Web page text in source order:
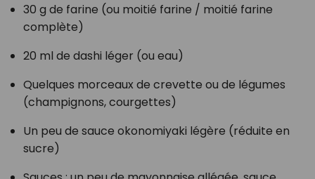
30 g de farine (ou moitié farine / moitié farine
complète)
20 ml de dashi léger (ou eau)
Quelques morceaux de crevette ou de légumes
(champignons, courgettes)
Un peu de sauce okonomiyaki légère (réduite en
sucre)